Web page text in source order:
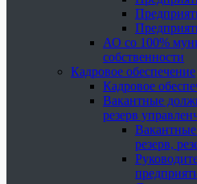
АО со 100%
собственности
Кадровое обеспечение
Кадровое
Вакантные
резерв
резерв,